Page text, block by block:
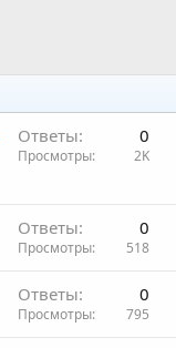
Ответы 0
Просмотры 2K
Ответы 0
Просмотры 518
Ответы 0
Просмотры 795